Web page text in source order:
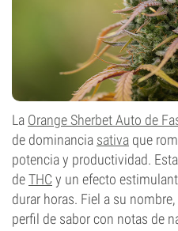
La Orange Sherbet Auto de
de dominancia sativa que
potencia y productividad.
deTHC y un efecto
durar horas. Fiel a su
perfil de sabor con notas de